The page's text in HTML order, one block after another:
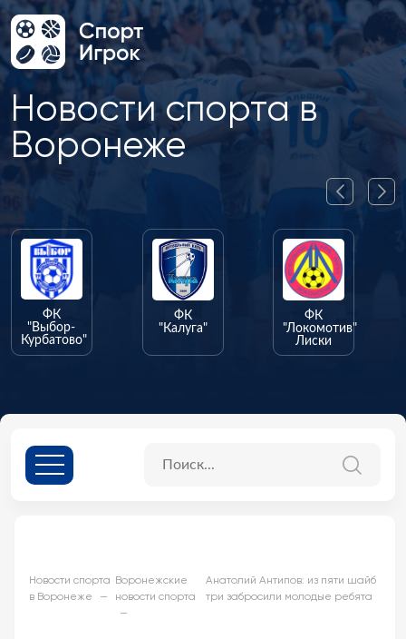
Новости спорта в
Воронеже
"Калуга"
"Локомотив"
Новости спорта
в Воронеже
Воронежские
новости спорта
Анатолий Антипов: из пяти шайб
три забросили молодые ребята